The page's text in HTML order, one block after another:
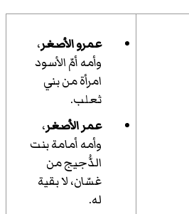
عمرو الأصغر،
وأمه أمّ الأسود
امرأة من بني
ثعلب.
عمر الأصغر،
وأمه أمامة بنت
الدُّجيج من
غسّان، لا بقية
له.